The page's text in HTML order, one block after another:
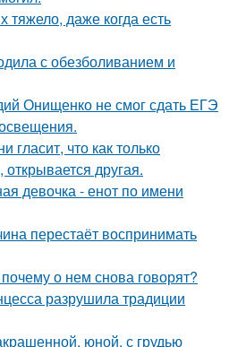
даже когда есть
с обезболиванием и
Онищенко не смог сдать ЕГЭ
гласит, что как только
другая.
девочка - енот по имени
перестаёт воспринимать
о нем снова говорят?
разрушила традиции
юной, с грудью